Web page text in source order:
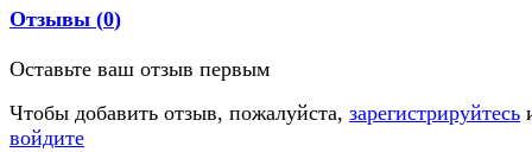
Отзывы (0)
Оставьте ваш отзыв первым
Чтобы добавить отзыв, пожалуйста, зарегистрируйтесь
войдите